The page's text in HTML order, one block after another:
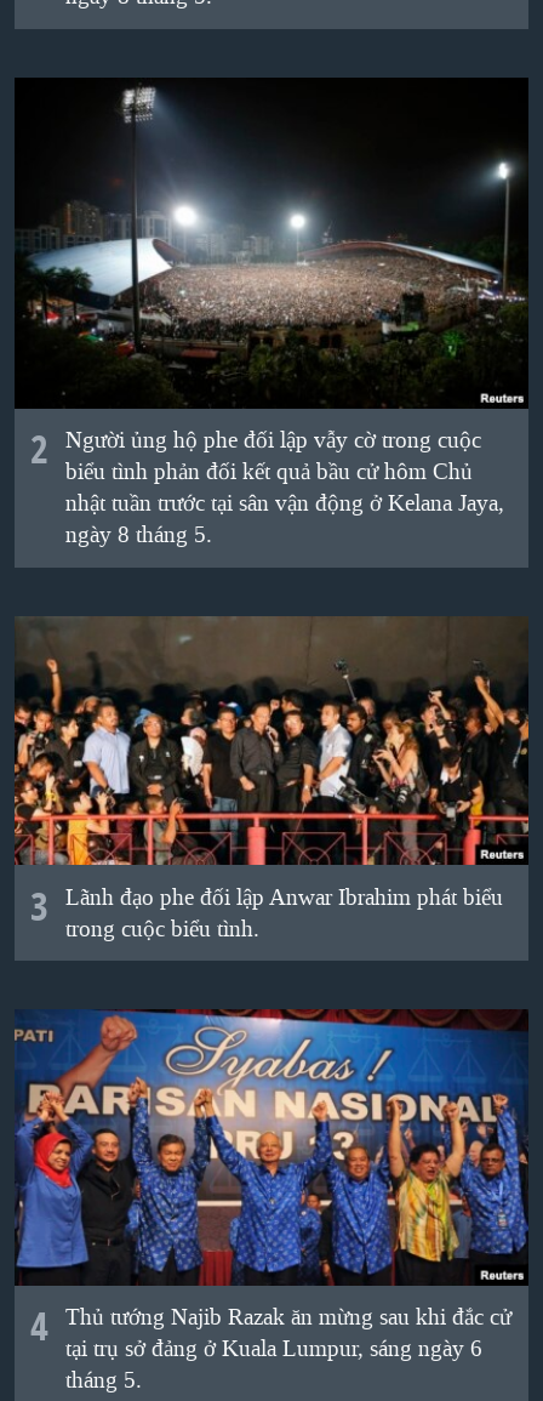
QUAN HỆ VIỆT MỸ
2
Người ủng hộ phe đối lập vẫy cờ trong cuộc
biểu tình phản đối kết quả bầu cử hôm Chủ
nhật tuần trước tại sân vận động ở Kelana Jaya,
ngày 8 tháng 5.
3
Lãnh đạo phe đối lập Anwar Ibrahim phát biểu
trong cuộc biểu tình.
4 Thủ tướng Najib Razak ăn mừng sau khi đắc cử
tại trụ sở đảng ở Kuala Lumpur, sáng ngày 6
tháng 5.